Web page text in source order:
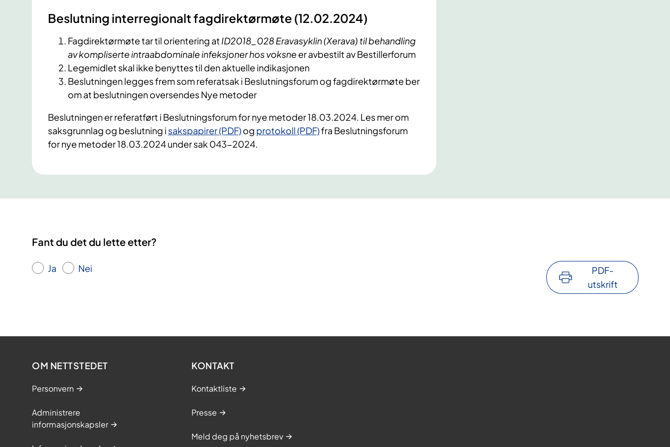
Beslutning interregionalt fagdirektørmøte (12.02.2024)
Fagdirektørmøte tar til orientering at ID2018_028 Eravasyklin (Xerava) til behandling
av kompliserte intraabdominale infeksjoner hos voksneer avbestilt av Bestillerforum
Legemidlet skal ikke benyttes til den aktuelle indikasjonen
Beslutningen legges frem som referatsak i Beslutningsforum og fagdirektørmøte ber
om at beslutningen oversendes Nye metoder
Beslutningen er referatført i Beslutningsforum for nye metoder 18.03.2024. Les mer om
saksgrunnlag og beslutning i sakspapirer (PDF)og protokoll (PDF)fra Beslutningsforum
for nye metoder 18.03.2024 under sak 043-2024.
Fant du det du lette etter?
Ja Nei
PDF-
utskrift
OM NETTSTEDET
Personvern
Administrere
informasjonskapsler
KONTAKT
Kontaktliste
Presse
Meld deg på nyhetsbrev